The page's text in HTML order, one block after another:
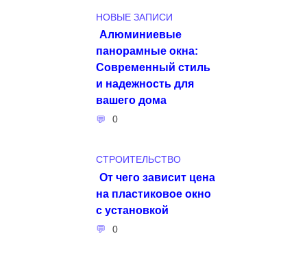
НОВЫЕ ЗАПИСИ
Алюминиевые
панорамные окна:
Современный стиль
и надежность для
вашего дома
0
СТРОИТЕЛЬСТВО
От чего зависит цена
на пластиковое окно
с установкой
0